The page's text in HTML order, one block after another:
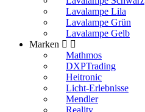
Lavalampe Lila
Lavalampe Grün
Lavalampe Gelb
Marken
Mathmos
DXPTrading
Heitronic
Licht-Erlebnisse
Mendler
Reality